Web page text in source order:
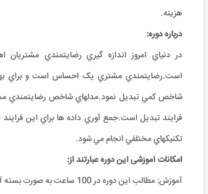
هزینه.
درباره دوره:
در دنياي امروز اندازه گيري رضايتمندي مشتريان
است.رضايتمندي مشتري يک احساس است و براي
شاخص کمي تبديل نمود.مدلهاي شاخص رضايتمندي
فرايند تبديل است.جمع آوري داده ها براي اين
تکنيکهاي مختلفي انجام مي شود.
امکانات آموزشی این دوره عبارتند از:
آموزش: مطالب این دوره در 100 ساعت به صورت بسته آموزشی ارائه می گردد.